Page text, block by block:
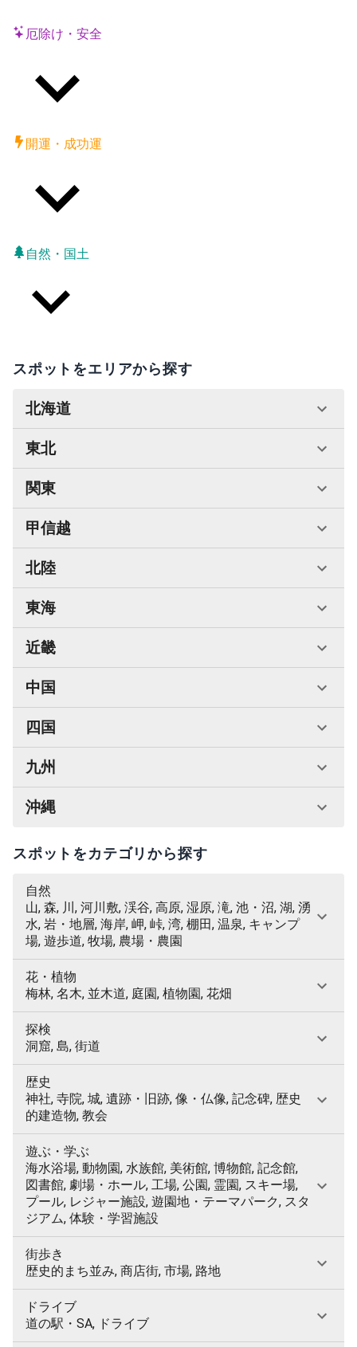
厄除け・安全
開運・成功運
自然・国土
スポットをエリアから探す
北海道
東北
関東
甲信越
北陸
東海
近畿
中国
四国
九州
沖縄
スポットをカテゴリから探す
自然
山, 森, 川, 河川敷, 渓谷, 高原, 湿原, 滝, 池・沼, 湖, 湧
水, 岩・地層, 海岸, 岬, 峠, 湾, 棚田, 温泉, キャンプ
場, 遊歩道, 牧場, 農場・農園
花・植物
梅林, 名木, 並木道, 庭園, 植物園, 花畑
探検
洞窟, 島, 街道
歴史
神社, 寺院, 城, 遺跡・旧跡, 像・仏像, 記念碑, 歴史
的建造物, 教会
遊ぶ・学ぶ
海水浴場, 動物園, 水族館, 美術館, 博物館, 記念館,
図書館, 劇場・ホール, 工場, 公園, 霊園, スキー場,
プール, レジャー施設, 遊園地・テーマパーク, スタ
ジアム, 体験・学習施設
街歩き
歴史的まち並み, 商店街, 市場, 路地
ドライブ
道の駅・SA, ドライブ